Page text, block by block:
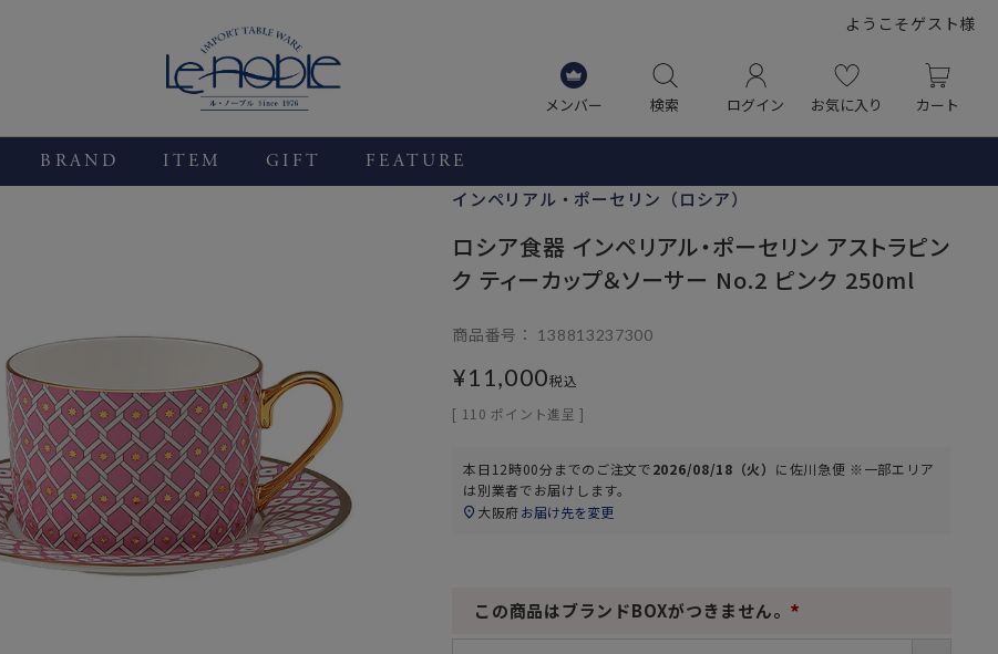
ようこそゲスト様
メンバー 検索 ログイン お気に入り カート
BRAND ITEM GIFT FEATURE
インペリアル・ポーセリン（ロシア）
ロシア食器 インペリアル・ポーセリン アストラピン
ク ティーカップ＆ソーサー No.2 ピンク 250ml
商品番号 138813237300
¥11,000税込
[ 110 ポイント進呈 ]
本日 12時00分までのご注文で2026/08/18（火） に佐川急便 ※一部エリア
は別業者でお届けします。
大阪府お届け先を変更
この商品はブランドBOXがつきません。